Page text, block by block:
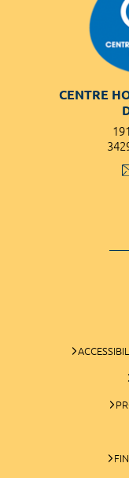
CENTRE